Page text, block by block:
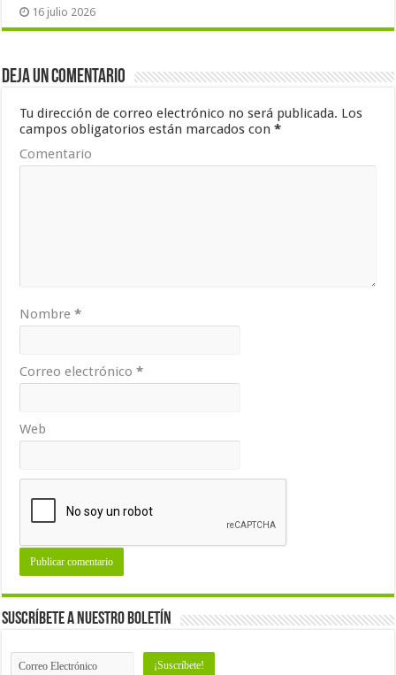
16 julio 2026
Deja un comentario
Tu dirección de correo electrónico no será publicada. Los
campos obligatorios están marcados con*
Comentario
Nombre*
Correo electrónico*
Web
Suscríbete a nuestro Boletín